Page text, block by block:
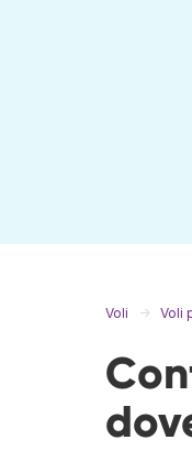
Voli Voli